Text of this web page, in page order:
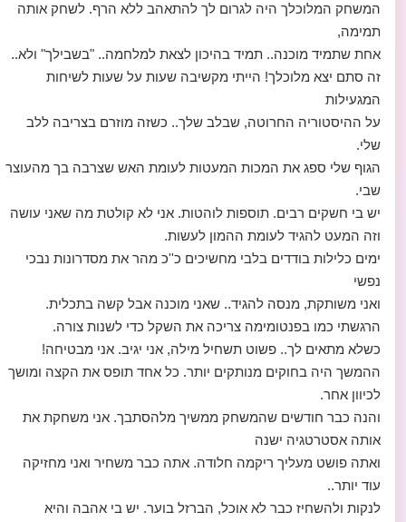
המשחק המלוכלך היה לגרום לך להתאהב ללא הרף. לשחק אותה
תמימה,
אחת שתמיד מוכנה.. תמיד בהיכון לצאת למלחמה.. "בשבילך" ולא..
זה סתם יצא מלוכלך! הייתי מקשיבה שעות על שעות לשיחות
המגעילות
על ההיסטוריה החרוטה, שבלב שלך.. כשזה מוזרם בצריבה ללב
שלי.
הגוף שלי ספג את המכות המעטות לעומת האש שצרבה בך מהעוצר
שבי.
יש בי חשקים רבים. תוספות לוהטות. אני לא קולטת מה שאני עושה
וזה המעט להגיד לעומת ההמון לעשות.
ימים כלילות בודדים בלבי מחשיכים כ''כ מהר את מסדרונות נבכי
נפשי
ואני משותקת, מנסה להגיד.. שאני מוכנה אבל קשה בתכלית.
הרגשתי כמו בפנטומימה צריכה את השקל כדי לשנות צורה.
כשלא מתאים לך.. פשוט תשחיל מילה, אני יגיב. אני מבטיחה!
ההמשך היה בחוקים מנותקים יותר. כל אחד תופס את הקצה ומושך
לכיוון אחר.
והנה כבר חודשים שהמשחק ממשיך מלהסתבך. אני משחקת את
אותה אסטרטגיה ישנה
ואתה פושט מעליך ריקמה חלודה. אתה כבר משחיר ואני מחזיקה
עוד יותר..
לנקות ולהשחיז כבר לא אוכל, הברזל בוער. יש בי אהבה והיא